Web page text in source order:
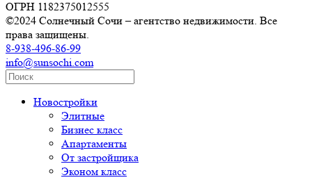
ОГРН 1182375012555
©2024 Солнечный Сочи – агентство недвижимости. Все
права защищены.
8-938-496-86-99
info@sunsochi.com
Новостройки
Элитные
Бизнес класс
Апартаменты
От застройщика
Эконом класс